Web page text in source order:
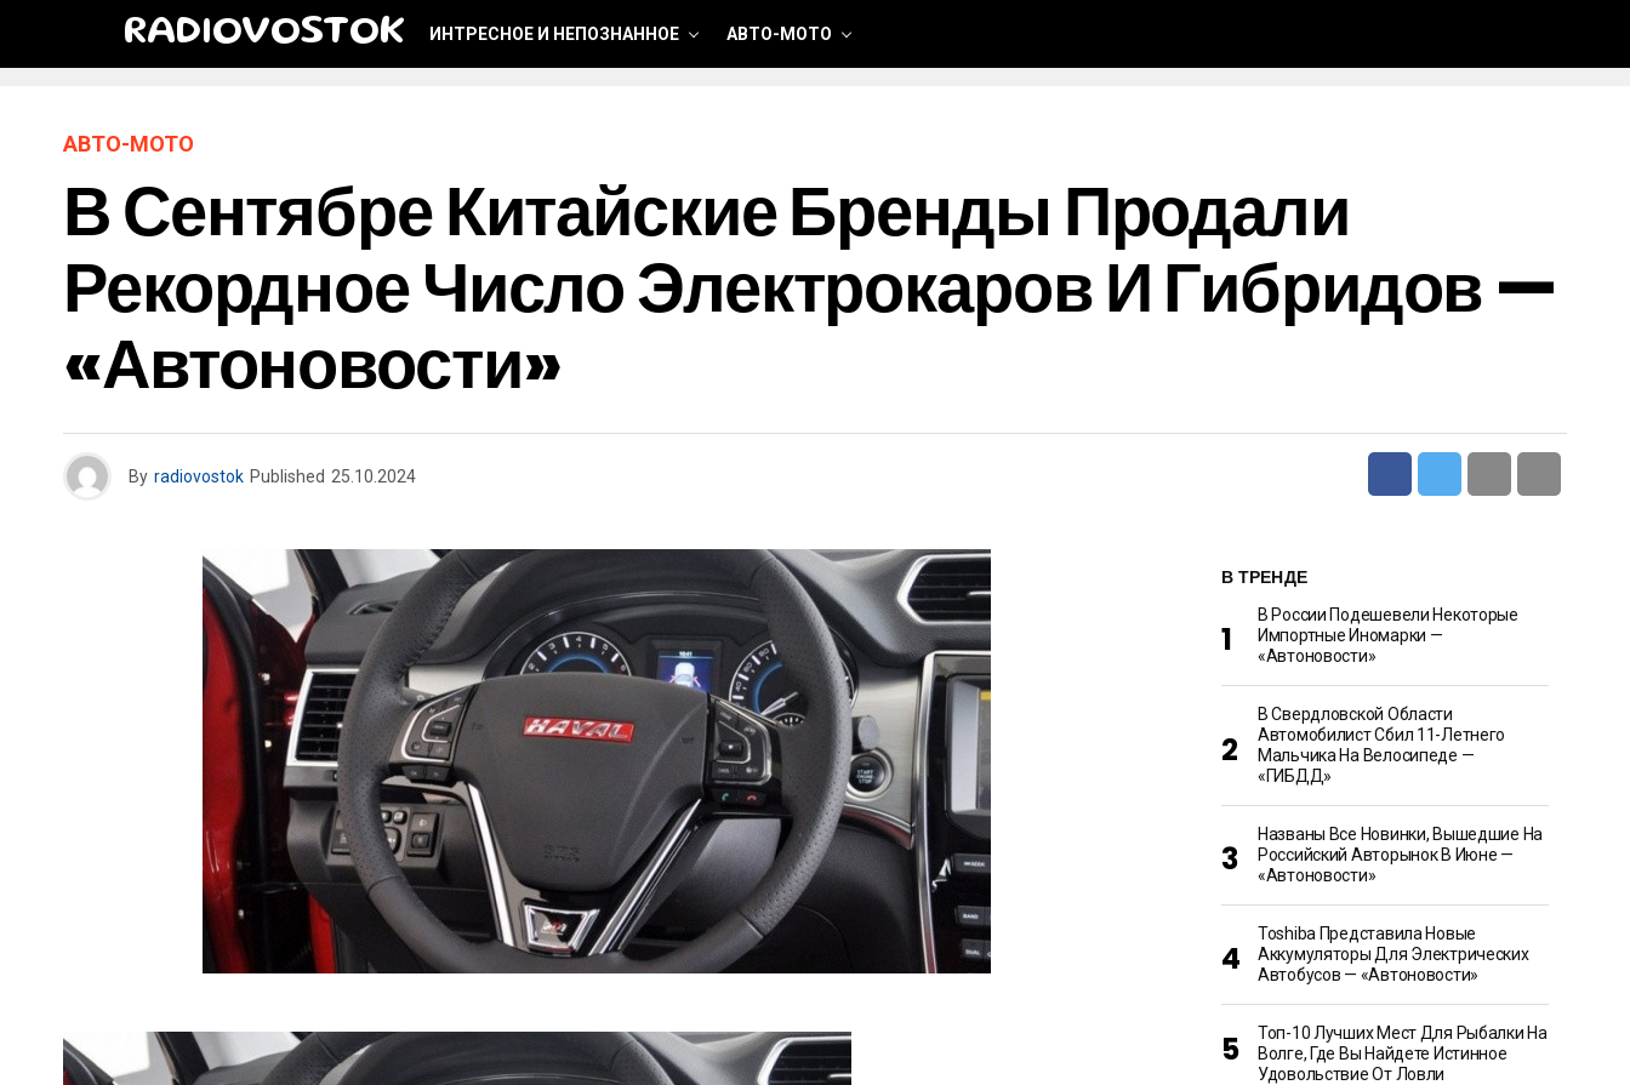
RADIOVOSTOK ИНТРЕСНОЕ И НЕПОЗНАННОЕ АВТО-МОТО
АВТО-МОТО
В Сентябре Китайские Бренды Продали
Рекордное Число Электрокаров И Гибридов —
«Автоновости»
By radiovostok Published 25.10.2024
В ТРЕНДЕ
В России Подешевели Некоторые
Импортные Иномарки —
«Автоновости»
В Свердловской Области
Автомобилист Сбил 11-Летнего
Мальчика На Велосипеде —
«ГИБДД»
Названы Все Новинки, Вышедшие На
Российский Авторынок В Июне —
«Автоновости»
Toshiba Представила Новые
Аккумуляторы Для Электрических
Автобусов — «Автоновости»
Топ-10 Лучших Мест Для Рыбалки На
Волге, Где Вы Найдете Истинное
Удовольствие От Ловли